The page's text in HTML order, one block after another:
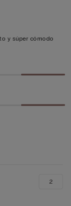
y súper cómodo
2